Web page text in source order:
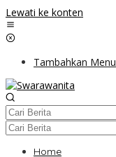
Lewati ke konten
Tambahkan Menu
Home